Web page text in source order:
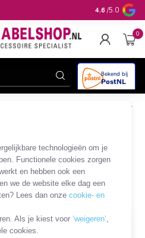
technologieën om je
Functionele cookies zorgen
en hebben ook een
we de website elke dag een
Lees dan onzecookie- en
Als je kiest voor‘weigeren’
cookies.
4.6 /5.0
0
XLR 3-
SORTEER OP